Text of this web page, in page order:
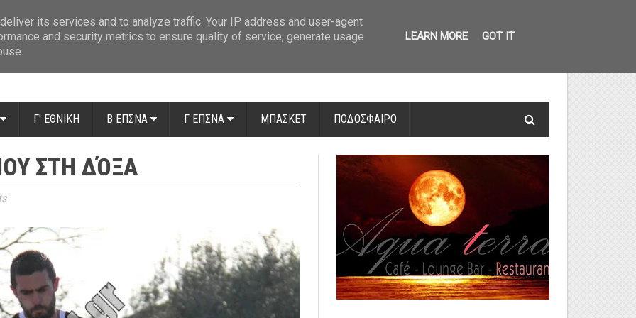
Γ' ΕΘΝΙΚΗ Β ΕΠΣΝΑ Γ ΕΠΣΝΑ ΜΠΑΣΚΕΤ ΠΟΔΟΣΦΑΙΡΟ
ΣΤΗ ΔΌΞΑ
its services and to analyze traffic. Your IP address and user-agent
and security metrics to ensure quality of service, generate usage
LEARN MORE GOT IT